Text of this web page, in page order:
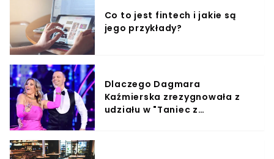
Co to jest fintech i jakie są
jego przykłady?
Dlaczego Dagmara
Kaźmierska zrezygnowała z
udziału w "Taniec z